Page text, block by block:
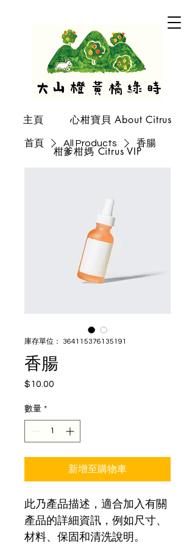
主頁 心柑寶貝 About Citrus
柑爹柑媽 Citrus VIP
關於我們 About Us
首頁 All Products 香腸
庫存單位： 364115376135191
香腸
$10.00
數量 *
新增至購物車
此乃產品描述，適合加入有關
產品的詳細資訊，例如尺寸、
材料、保固和清洗說明。